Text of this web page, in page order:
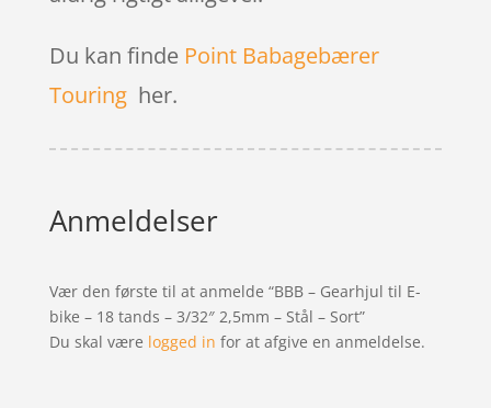
Du kan finde Point Babagebærer
Touringher.
Anmeldelser
Vær den første til at anmelde “BBB – Gearhjul til E-
bike – 18 tands – 3/32″ 2,5mm – Stål – Sort”
Du skal være logged in for at afgive en anmeldelse.